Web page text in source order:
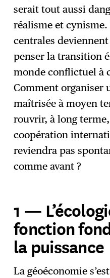
serait tout aussi
réalisme et cynisme.
centrales
penser la transition
monde conflictuel à
Comment organiser
maîtrisée à moyen
rouvrir, à long
coopération
reviendra pas
comme avant ?
1 —
fonction
la puissance
La géoéconomie